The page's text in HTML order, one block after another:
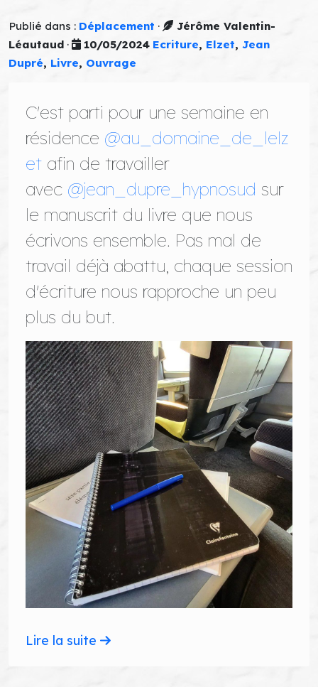
Publié dans : Déplacement ·
Jérôme Valentin-
Léautaud · 10/05/2024 Ecriture, Elzet,Jean
Dupré, Livre, Ouvrage
C'est parti pour une semaine en
résidence @au_domaine_de_lelz
et afin de travailler
avec @jean_dupre_hypnosud sur
le manuscrit du livre que nous
écrivons ensemble. Pas mal de
travail déjà abattu, chaque session
d'écriture nous rapproche un peu
plus du but.
Lire la suite